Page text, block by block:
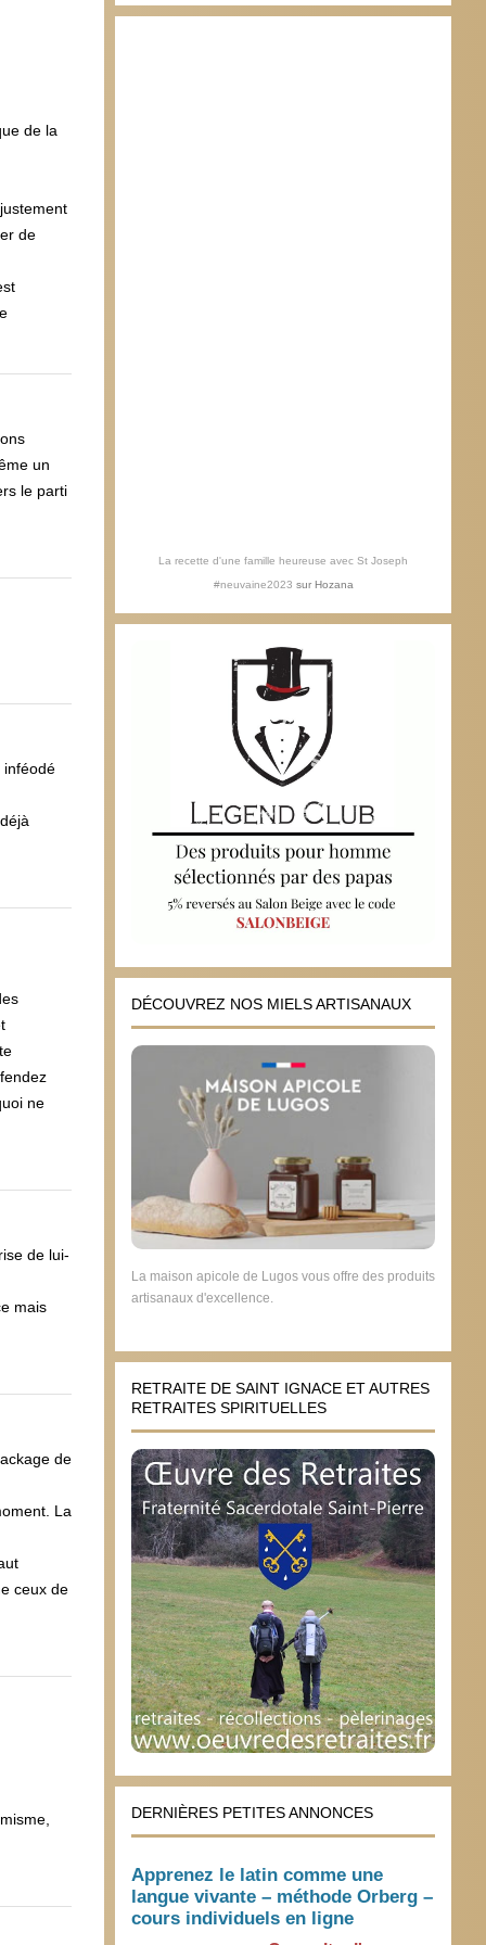
de la
de
un
le parti
inféodé
ne
de lui-
mais
de
La
ceux de
La recette d'une famille heureuse avec St Joseph
#neuvaine2023 sur Hozana
DÉCOUVREZ NOS MIELS ARTISANAUX
La maison apicole de Lugos vous offre des produits
artisanaux d'excellence.
RETRAITE DE SAINT IGNACE ET AUTRES
RETRAITES SPIRITUELLES
DERNIÈRES PETITES ANNONCES
Apprenez le latin comme une
langue vivante – méthode Orberg –
cours individuels en ligne